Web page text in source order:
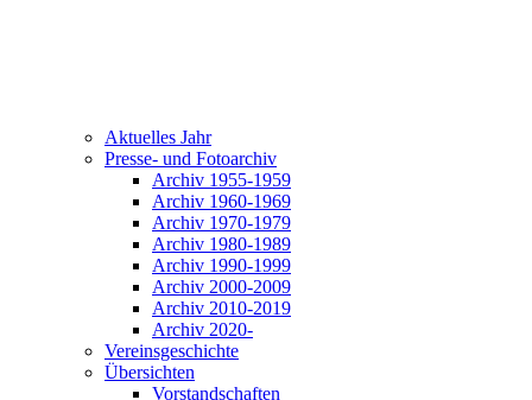
Aktuelles Jahr
Presse- und Fotoarchiv
Archiv 1955-1959
Archiv 1960-1969
Archiv 1970-1979
Archiv 1980-1989
Archiv 1990-1999
Archiv 2000-2009
Archiv 2010-2019
Archiv 2020-
Vereinsgeschichte
Übersichten
Vorstandschaften